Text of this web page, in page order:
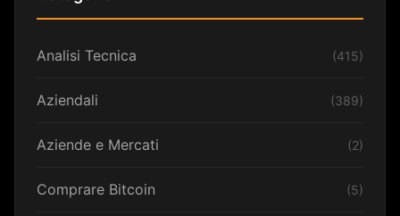
Analisi Tecnica (415)
Aziendali (389)
Aziende e Mercati (2)
Comprare Bitcoin (5)